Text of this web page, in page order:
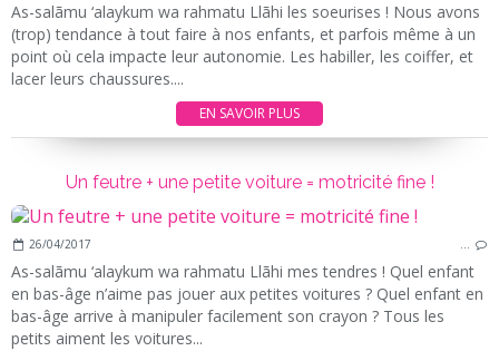
As-salãmu ‘alaykum wa rahmatu Llãhi les soeurises ! Nous avons
(trop) tendance à tout faire à nos enfants, et parfois même à un
point où cela impacte leur autonomie. Les habiller, les coiffer, et
lacer leurs chaussures....
EN SAVOIR PLUS
Un feutre + une petite voiture = motricité fine !
26/04/2017 …
As-salãmu ‘alaykum wa rahmatu Llãhi mes tendres ! Quel enfant
en bas-âge n’aime pas jouer aux petites voitures ? Quel enfant en
bas-âge arrive à manipuler facilement son crayon ? Tous les
petits aiment les voitures...